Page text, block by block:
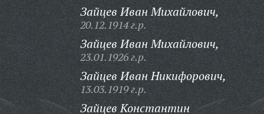
Зайцев Иван Михайлович,
20.12.1914 г.р.
Зайцев Иван Михайлович,
23.01.1926 г.р.
Зайцев Иван Никифорович,
13.03.1919 г.р.
Зайцев Константин